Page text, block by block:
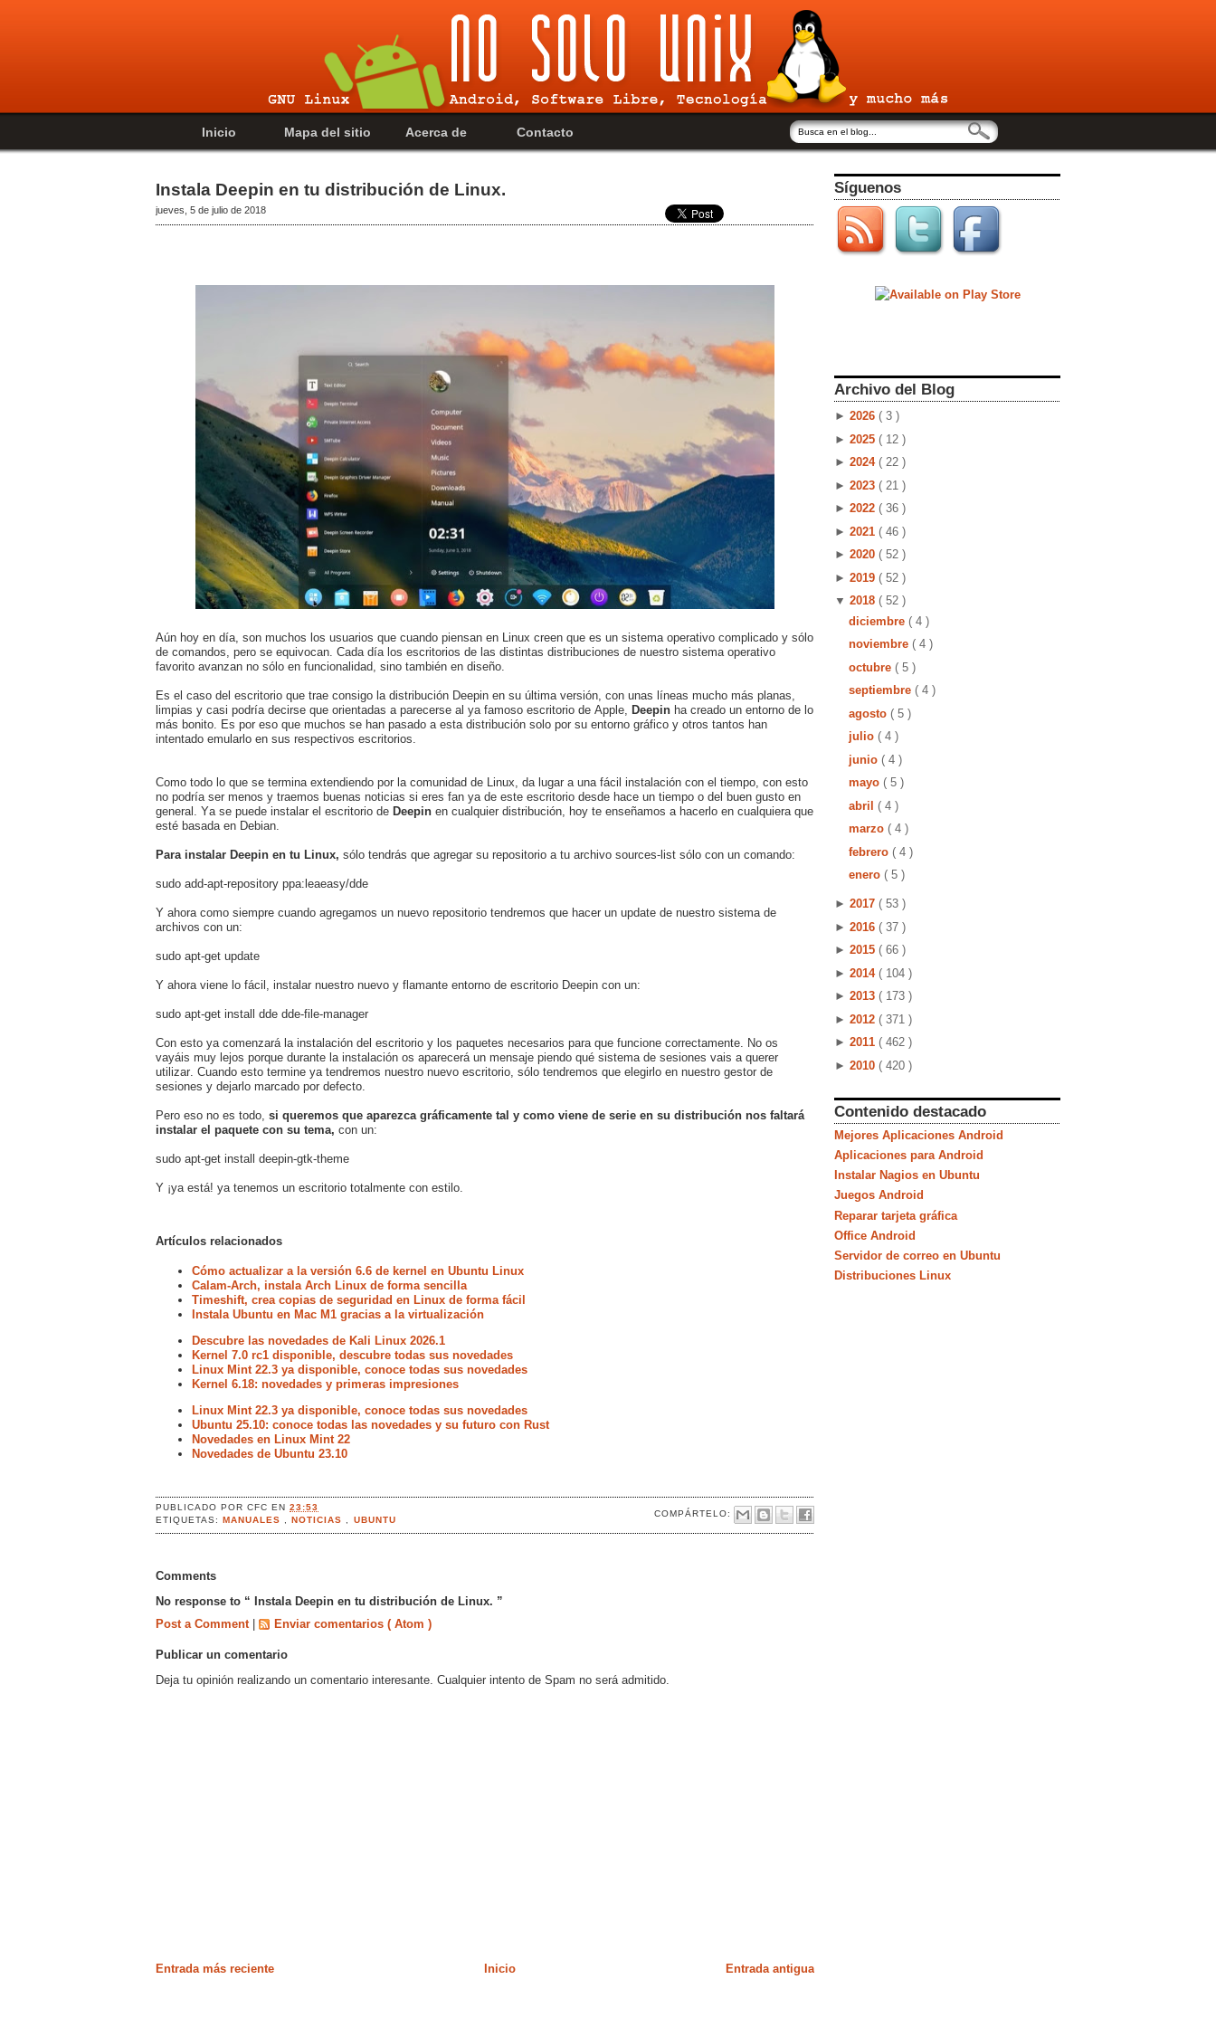
Inicio Mapa del sitio Acerca de Contacto
Instala Deepin en tu distribución de Linux.
jueves, 5 de julio de 2018
Aún hoy en día, son muchos los usuarios que cuando piensan en Linux creen que es un sistema operativo complicado y sólo
de comandos, pero se equivocan. Cada día los escritorios de las distintas distribuciones de nuestro sistema operativo
favorito avanzan no sólo en funcionalidad, sino también en diseño.
Es el caso del escritorio que trae consigo la distribución Deepin en su última versión, con unas líneas mucho más planas,
limpias y casi podría decirse que orientadas a parecerse al ya famoso escritorio de Apple, Deepin ha creado un entorno de lo
más bonito. Es por eso que muchos se han pasado a esta distribución solo por su entorno gráfico y otros tantos han
intentado emularlo en sus respectivos escritorios.
Como todo lo que se termina extendiendo por la comunidad de Linux, da lugar a una fácil instalación con el tiempo, con esto
no podría ser menos y traemos buenas noticias si eres fan ya de este escritorio desde hace un tiempo o del buen gusto en
general. Ya se puede instalar el escritorio de Deepin en cualquier distribución, hoy te enseñamos a hacerlo en cualquiera que
esté basada en Debian.
Para instalar Deepin en tu Linux, sólo tendrás que agregar su repositorio a tu archivo sources-list sólo con un comando:
sudo add-apt-repository ppa:leaeasy/dde
Y ahora como siempre cuando agregamos un nuevo repositorio tendremos que hacer un update de nuestro sistema de
archivos con un:
sudo apt-get update
Y ahora viene lo fácil, instalar nuestro nuevo y flamante entorno de escritorio Deepin con un:
sudo apt-get install dde dde-file-manager
Con esto ya comenzará la instalación del escritorio y los paquetes necesarios para que funcione correctamente. No os
vayáis muy lejos porque durante la instalación os aparecerá un mensaje piendo qué sistema de sesiones vais a querer
utilizar. Cuando esto termine ya tendremos nuestro nuevo escritorio, sólo tendremos que elegirlo en nuestro gestor de
sesiones y dejarlo marcado por defecto.
Pero eso no es todo, si queremos que aparezca gráficamente tal y como viene de serie en su distribución nos faltará
instalar el paquete con su tema, con un:
sudo apt-get install deepin-gtk-theme
Y ¡ya está! ya tenemos un escritorio totalmente con estilo.
Artículos relacionados
Cómo actualizar a la versión 6.6 de kernel en Ubuntu Linux
Calam-Arch, instala Arch Linux de forma sencilla
Timeshift, crea copias de seguridad en Linux de forma fácil
Instala Ubuntu en Mac M1 gracias a la virtualización
Descubre las novedades de Kali Linux 2026.1
Kernel 7.0 rc1 disponible, descubre todas sus novedades
Linux Mint 22.3 ya disponible, conoce todas sus novedades
Kernel 6.18: novedades y primeras impresiones
Linux Mint 22.3 ya disponible, conoce todas sus novedades
Ubuntu 25.10: conoce todas las novedades y su futuro con Rust
Novedades en Linux Mint 22
Novedades de Ubuntu 23.10
PUBLICADO PORCFCEN23:53
COMPÁRTELO:
ETIQUETAS:MANUALES ,NOTICIAS UBUNTU
Comments
No response to “ Instala Deepin en tu distribución de Linux. ”
Post a Comment
Enviar comentarios ( Atom )
Publicar un comentario
Deja tu opinión realizando un comentario interesante. Cualquier intento de Spam no será admitido.
Entrada más reciente Entrada antigua
Inicio
Síguenos
Archivo del Blog
► 2026 ( 3 )
► 2025 ( 12 )
► 2024 ( 22 )
► 2023 ( 21 )
► 2022 ( 36 )
► 2021 ( 46 )
► 2020 ( 52 )
► 2019 ( 52 )
▼ 2018 ( 52 )
diciembre ( 4 )
noviembre ( 4 )
octubre ( 5 )
septiembre ( 4 )
agosto ( 5 )
julio ( 4 )
junio ( 4 )
mayo ( 5 )
abril ( 4 )
marzo ( 4 )
febrero ( 4 )
enero ( 5 )
► 2017 ( 53 )
► 2016 ( 37 )
► 2015 ( 66 )
► 2014 ( 104 )
► 2013 ( 173 )
► 2012 ( 371 )
► 2011 ( 462 )
► 2010 ( 420 )
Contenido destacado
Mejores Aplicaciones Android
Aplicaciones para Android
Instalar Nagios en Ubuntu
Juegos Android
Reparar tarjeta gráfica
Office Android
Servidor de correo en Ubuntu
Distribuciones Linux